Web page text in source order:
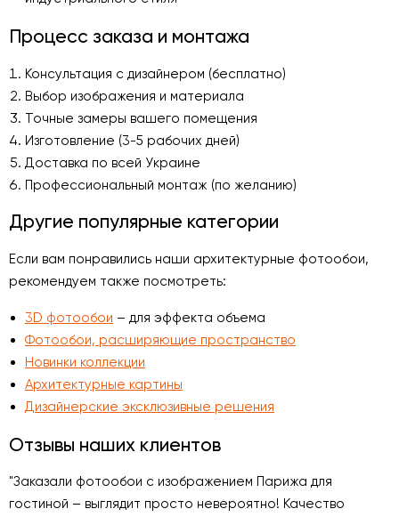
Процесс заказа и монтажа
Консультация с дизайнером (бесплатно)
Выбор изображения и материала
Точные замеры вашего помещения
Изготовление (3-5 рабочих дней)
Доставка по всей Украине
Профессиональный монтаж (по желанию)
Другие популярные категории
Если вам понравились наши архитектурные фотообои,
рекомендуем также посмотреть:
3D фотообои – для эффекта объема
Фотообои, расширяющие пространство
Новинки коллекции
Архитектурные картины
Дизайнерские эксклюзивные решения
Отзывы наших клиентов
"Заказали фотообои с изображением Парижа для
гостиной – выглядит просто невероятно! Качество